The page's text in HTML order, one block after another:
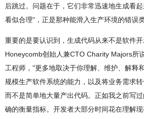
后跳过。问题在于，它们非常迅速地生成看
看似合理"，正是那种能滑入生产环境的错误类
重要的是要认识到，生成代码从来不是软件
Honeycomb创始人兼CTO Charity Majors所
工程师，"更多地取决于你理解、维护、解释
规模生产软件系统的能力，以及将业务需求转
而不是简单地大量产出代码。正如我之前写
确的衡量指标。开发者大部分时间花在理解